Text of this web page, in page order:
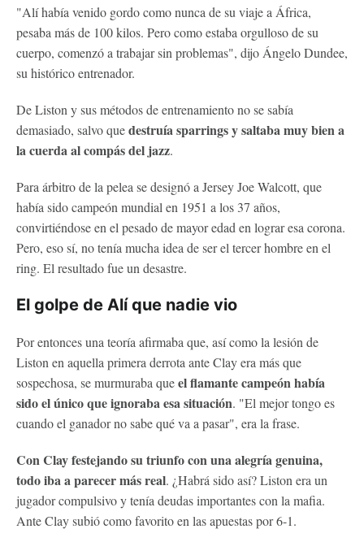
"Alí había venido gordo como nunca de su viaje a África,
pesaba más de 100 kilos. Pero como estaba orgulloso de su
cuerpo, comenzó a trabajar sin problemas", dijo Ángelo Dundee,
su histórico entrenador.
De Liston y sus métodos de entrenamiento no se sabía
demasiado, salvo quedestruía sparrings y saltaba muy bien a
la cuerda al compás del jazz.
Para árbitro de la pelea se designó a Jersey Joe Walcott, que
había sido campeón mundial en 1951 a los 37 años,
convirtiéndose en el pesado de mayor edad en lograr esa corona.
Pero, eso sí, no tenía mucha idea de ser el tercer hombre en el
ring. El resultado fue un desastre.
El golpe de Alí que nadie vio
Por entonces una teoría afirmaba que, así como la lesión de
Liston en aquella primera derrota ante Clay era más que
sospechosa, se murmuraba queel flamante campeón había
sido el único que ignoraba esa situación. "El mejor tongo es
cuando el ganador no sabe qué va a pasar", era la frase.
Con Clay festejando su triunfo con una alegría genuina,
todo iba a parecer más real. ¿Habrá sido así? Liston era un
jugador compulsivo y tenía deudas importantes con la mafia.
Ante Clay subió como favorito en las apuestas por 6-1.